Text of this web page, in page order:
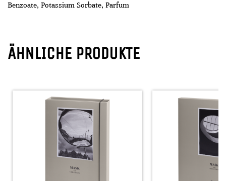
Benzoate, Potassium Sorbate, Parfum
ÄHNLICHE PRODUKTE